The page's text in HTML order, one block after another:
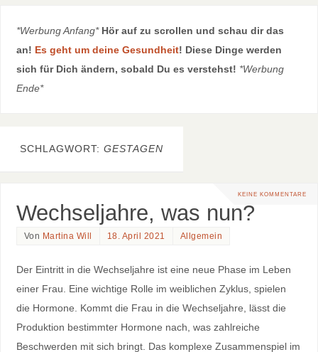
*Werbung Anfang* Hör auf zu scrollen und schau dir das
an! Es geht um deine Gesundheit! Diese Dinge werden
sich für Dich ändern, sobald Du es verstehst! *Werbung
Ende*
SCHLAGWORT: GESTAGEN
KEINE KOMMENTARE
Wechseljahre, was nun?
Von Martina Will 18. April 2021 Allgemein
Der Eintritt in die Wechseljahre ist eine neue Phase im Leben
einer Frau. Eine wichtige Rolle im weiblichen Zyklus, spielen
die Hormone. Kommt die Frau in die Wechseljahre, lässt die
Produktion bestimmter Hormone nach, was zahlreiche
Beschwerden mit sich bringt. Das komplexe Zusammenspiel im